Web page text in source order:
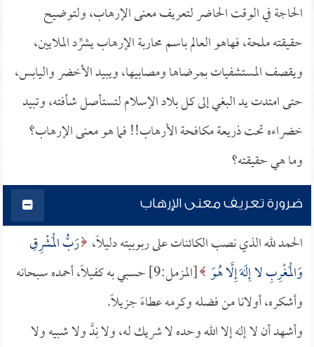
الحاجة في الوقت الحاضر لتعريف معنى الإرهاب، ولتوضيح
حقيقته ملحة، فهاهو العالم باسم محاربة الإرهاب يشرِّد الملايين،
ويقصف المستشفيات بمرضاها ومصابيها، ويبيد الأخضر واليابس،
حتى امتدت يد البغي إلى كل بلاد الإسلام لتستأصل شأفته، وتبيد
خضراءه تحت ذريعة مكافحة الأرهاب!! فما هو معنى الإرهاب؟
وما هي حقيقته؟
ضرورة تعريف معنى الإرهاب
الحمد لله الذي نصب الكائنات على ربوبيته دليلاً، رَبُّ الْمَشْرِقِ
وَالْمَغْرِبِ لا إِلَهَ إِلَّا هُوَ
[المزمل:9] حسبي به كفيلاً، أحمده سبحانه
وأشكره، أولانا من فضله وكرمه عطاءً جزيلاً.
وأشهد أن لا إله إلا الله وحده لا شريك له، ولا نِدَّ ولا شبيه ولا